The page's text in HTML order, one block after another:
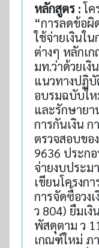
หลักสูตร :โ
“การลดข้อ
ใช้จ่ายเงินใ
ต่างๆ หลักเ
มท.ว่าด้วยเ
แนวทางปฏิบั
อบรมฉบับให
และรักษาย
การกันเงิน ก
ตรวจสอบขอ
9636 ประก
จ่ายงบประม
เขียนโครงก
การจัดซื้อวง
ว 804) ยืมเงิ
พัสดุตาม ว
เกณฑ์ใหม่ ภ